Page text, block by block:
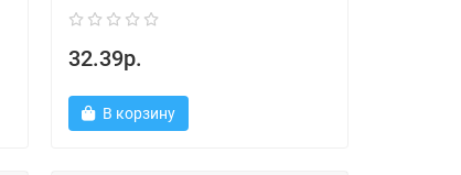
32.39р.
В корзину